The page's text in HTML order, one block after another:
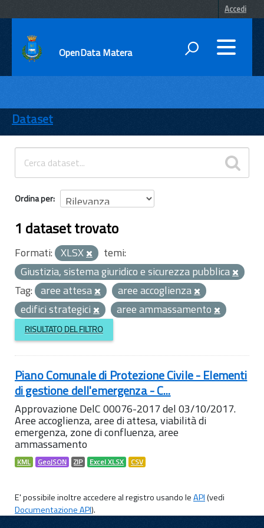
Accedi
OpenData Matera
ENTI
TEMI
INFORMAZIONI
Dataset
Ordina per
1 dataset trovato
Formati: XLSX
temi:
Giustizia, sistema giuridico e sicurezza pubblica
Tag: aree attesa
aree accoglienza
edifici strategici
aree ammassamento
RISULTATO DEL FILTRO
Piano Comunale di Protezione Civile - Elementi
di gestione dell'emergenza - C...
Approvazione DelC 00076-2017 del 03/10/2017.
Aree accoglienza, aree di attesa, viabilità di
emergenza, zone di confluenza, aree
ammassamento
KML GeoJSON ZIP Excel XLSX CSV
E' possibile inoltre accedere al registro usando leAPI(vedi
Documentazione API).